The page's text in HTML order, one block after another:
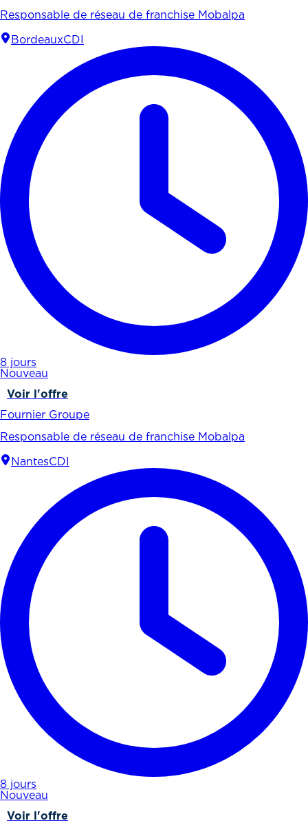
Responsable de réseau de franchise Mobalpa
BordeauxCDI
8 jours
Nouveau
Voir l'offre
Fournier Groupe
Responsable de réseau de franchise Mobalpa
NantesCDI
8 jours
Nouveau
Voir l'offre